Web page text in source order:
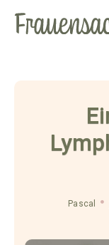
Pascal